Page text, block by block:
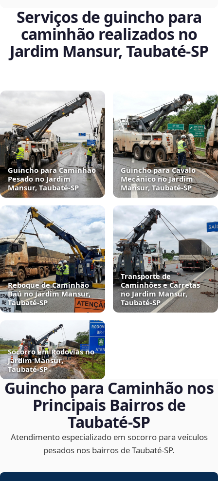
Serviços de guincho para
caminhão realizados no
Jardim Mansur, Taubaté‑SP
Guincho para Caminhão
Pesado no Jardim
Mansur, Taubaté‑SP
Guincho para Cavalo
Mecânico no Jardim
Mansur, Taubaté‑SP
Reboque de Caminhão
Baú no Jardim Mansur,
Taubaté‑SP
Transporte de
Caminhões e Carretas
no Jardim Mansur,
Taubaté‑SP
Socorro em Rodovias no
Jardim Mansur,
Taubaté‑SP
Guincho para Caminhão nos
Principais Bairros de
Taubaté‑SP
Atendimento especializado em socorro para veículos
pesados nos bairros de Taubaté‑SP.